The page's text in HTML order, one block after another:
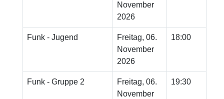
November
2026
Funk - Jugend
Freitag, 06.
November
2026
18:00
Funk - Gruppe 2
Freitag, 06.
November
19:30